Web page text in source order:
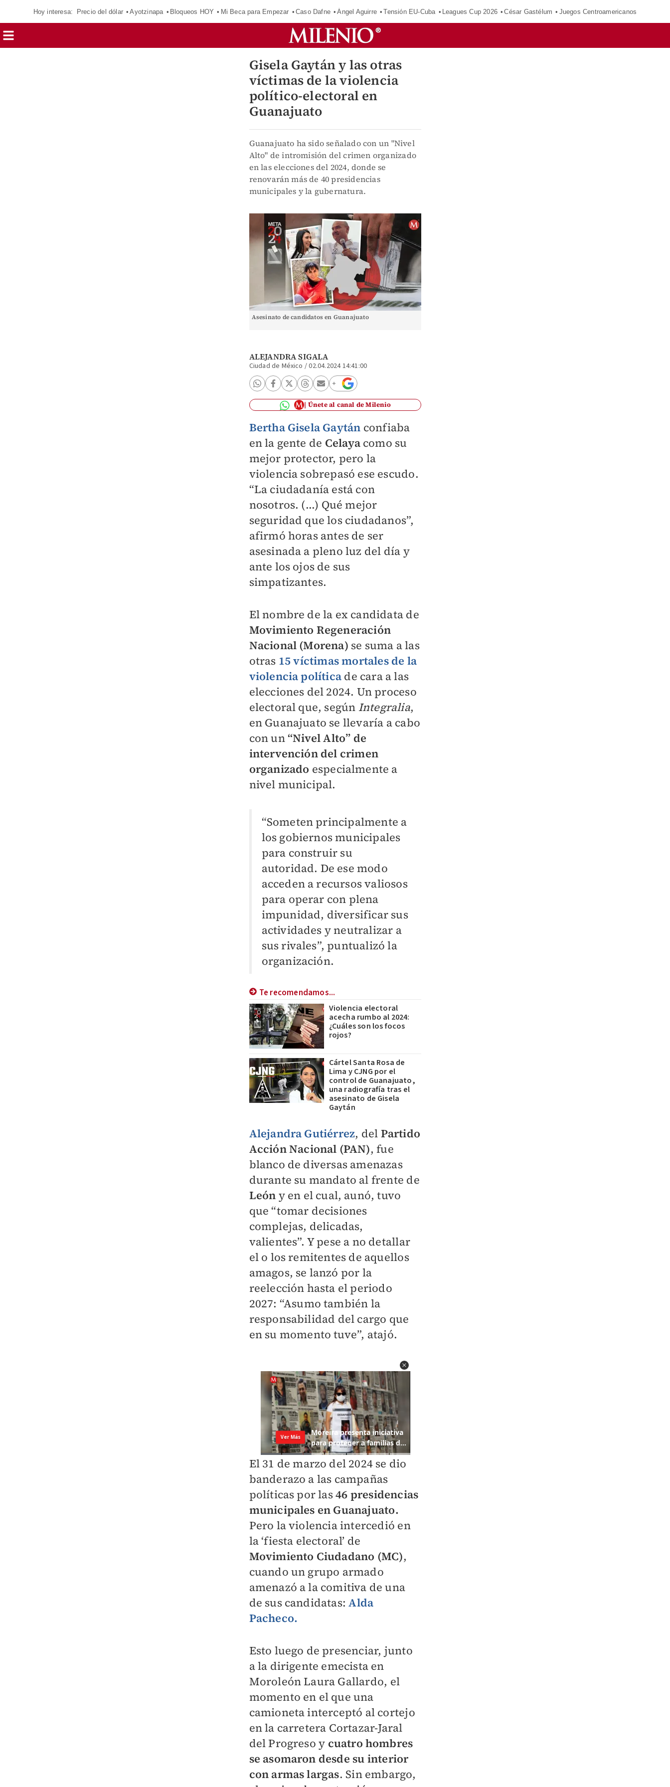
Hoy interesa: Precio del dólar Ayotzinapa Bloqueos HOY Mi Beca para Empezar Caso Dafne Ángel Aguirre Tensión EU-Cuba Leagues Cup 2026 César Gastélum Juegos Centroamericanos
Gisela Gaytán y las otras
víctimas de la violencia
político-electoral en
Guanajuato
Guanajuato ha sido señalado con un "Nivel
Alto" de intromisión del crimen organizado
en las elecciones del 2024, donde se
renovarán más de 40 presidencias
municipales y la gubernatura.
Asesinato de candidatos en Guanajuato
ALEJANDRA SIGALA
Ciudad de México /02.04.2024 14:41:00
Únete al canal de Milenio
Bertha Gisela Gaytán confiaba
en la gente de Celaya como su
mejor protector, pero la
violencia sobrepasó ese escudo.
“La ciudadanía está con
nosotros. (...) Qué mejor
seguridad que los ciudadanos”,
afirmó horas antes de ser
asesinada a pleno luz del día y
ante los ojos de sus
simpatizantes.
El nombre de la ex candidata de
Movimiento Regeneración
Nacional (Morena) se suma a las
otras 15 víctimas mortales de la
violencia política de cara a las
elecciones del 2024. Un proceso
electoral que, según Integralia,
en Guanajuato se llevaría a cabo
con un“Nivel Alto” de
intervención del crimen
organizado especialmente a
nivel municipal.
“Someten principalmente a
los gobiernos municipales
para construir su
autoridad. De ese modo
acceden a recursos valiosos
para operar con plena
impunidad, diversificar sus
actividades y neutralizar a
sus rivales”, puntualizó la
organización.
Te recomendamos...
Violencia electoral
acecha rumbo al 2024:
¿Cuáles son los focos
rojos?
Cártel Santa Rosa de
Lima y CJNG por el
control de Guanajuato,
una radiografía tras el
asesinato de Gisela
Gaytán
Alejandra Gutiérrez, del Partido
Acción Nacional (PAN), fue
blanco de diversas amenazas
durante su mandato al frente de
León y en el cual, aunó, tuvo
que “tomar decisiones
complejas, delicadas,
valientes”. Y pese a no detallar
el o los remitentes de aquellos
amagos, se lanzó por la
reelección hasta el periodo
2027: “Asumo también la
responsabilidad del cargo que
en su momento tuve”, atajó.
El 31 de marzo del 2024 se dio
banderazo a las campañas
políticas por las46 presidencias
municipales en Guanajuato.
Pero la violencia intercedió en
la ‘fiesta electoral’ de
Movimiento Ciudadano (MC),
cuando un grupo armado
amenazó a la comitiva de una
de sus candidatas:Alda
Pacheco.
Esto luego de presenciar, junto
a la dirigente emecista en
Moroleón Laura Gallardo, el
momento en el que una
camioneta interceptó al cortejo
en la carretera Cortazar-Jaral
del Progreso y cuatro hombres
se asomaron desde su interior
con armas largas. Sin embargo,